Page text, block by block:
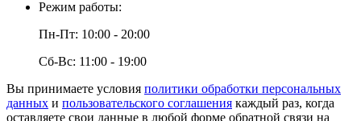
Режим работы:
Пн-Пт: 10:00 - 20:00
Сб-Вс: 11:00 - 19:00
Вы принимаете условия политики обработки персональных
данных и пользовательского соглашения каждый раз, когда
оставляете свои данные в любой форме обратной связи на